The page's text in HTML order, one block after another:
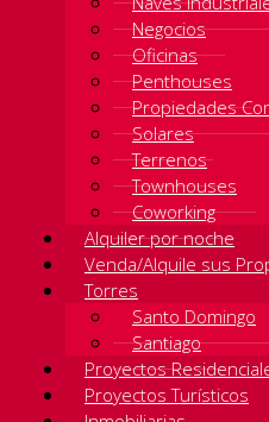
Negocios
Oficinas
Penthouses
Propiedades
Solares
Terrenos
Townhouses
Coworking
Alquiler por noche
Venda/Alquile sus
Torres
Santo Domingo
Santiago
Proyectos
Proyectos Turísticos